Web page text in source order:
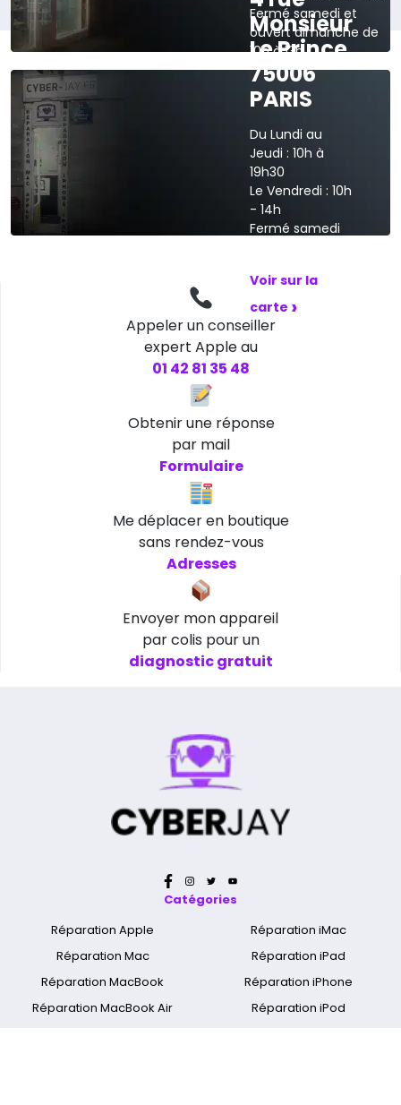
Fermé samedi et
ouvert dimanche de
10h à 13h
Voir sur la carte
Monsieur
Le Prince
75006
PARIS
Du Lundi au
Jeudi : 10h à
19h30
Le Vendredi : 10h
- 14h
Fermé samedi
Voir sur la
carte ›
Appeler un conseiller
expert Apple au
01 42 81 35 48
Obtenir une réponse
par mail
Formulaire
Me déplacer en boutique
sans rendez-vous
Adresses
Envoyer mon appareil
par colis pour un
diagnostic gratuit
Catégories
Réparation Apple
Réparation Mac
Réparation MacBook
Réparation MacBook Air
Réparation iMac
Réparation iPad
Réparation iPhone
Réparation iPod